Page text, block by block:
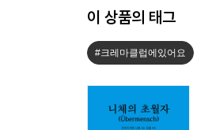
이 상품의 태그
#크레마클럽에있어요